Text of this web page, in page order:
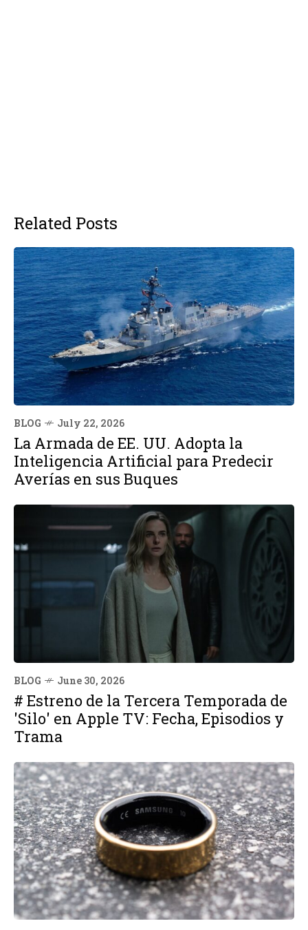
Related Posts
BLOG July 22, 2026
La Armada de EE. UU. Adopta la
Inteligencia Artificial para Predecir
Averías en sus Buques
BLOG June 30, 2026
# Estreno de la Tercera Temporada de
'Silo' en Apple TV: Fecha, Episodios y
Trama